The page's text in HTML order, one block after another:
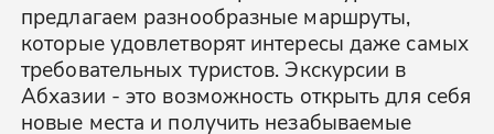
предлагаем разнообразные маршруты,
которые удовлетворят интересы даже самых
требовательных туристов. Экскурсии в
Абхазии - это возможность открыть для себя
новые места и получить незабываемые